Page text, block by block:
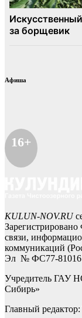
Афиша
16+
KULUN-NOV.RU
связи,
коммуникаций
Эл № ФС77-81016
Учредитель ГАУ
Сибирь»
Главный